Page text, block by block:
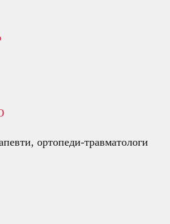
ортопеди-травматологи